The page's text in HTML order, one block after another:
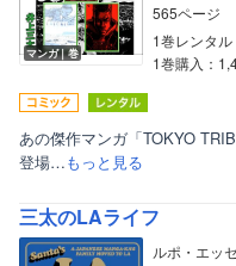
マンガ｜巻
565ページ
1巻レンタ
1巻購入：
あの傑作マンガ「TOKYO
登場…もっと見る
三太のLAライフ
ルポ・エッ